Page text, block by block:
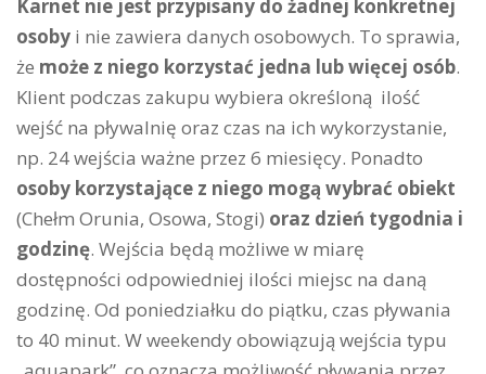
Karnet nie jest przypisany do żadnej konkretnej
osoby i nie zawiera danych osobowych. To sprawia,
że może z niego korzystać jedna lub więcej osób.
Klient podczas zakupu wybiera określoną ilość
wejść na pływalnię oraz czas na ich wykorzystanie,
np. 24 wejścia ważne przez 6 miesięcy. Ponadto
osoby korzystające z niego mogą wybrać obiekt
(Chełm Orunia, Osowa, Stogi) oraz dzień tygodnia i
godzinę. Wejścia będą możliwe w miarę
dostępności odpowiedniej ilości miejsc na daną
godzinę. Od poniedziałku do piątku, czas pływania
to 40 minut. W weekendy obowiązują wejścia typu